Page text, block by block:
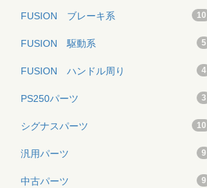
FUSION ブレーキ系 10
FUSION 駆動系 5
FUSION ハンドル周り 4
PS250パーツ 3
シグナスパーツ 10
汎用パーツ 9
中古パーツ 9